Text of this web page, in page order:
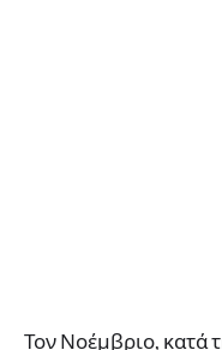
Τον Νοέμβριο, κατά